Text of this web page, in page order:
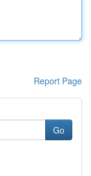
Report Page
Go